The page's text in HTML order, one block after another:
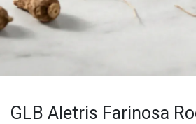
GLB Aletris Farinosa